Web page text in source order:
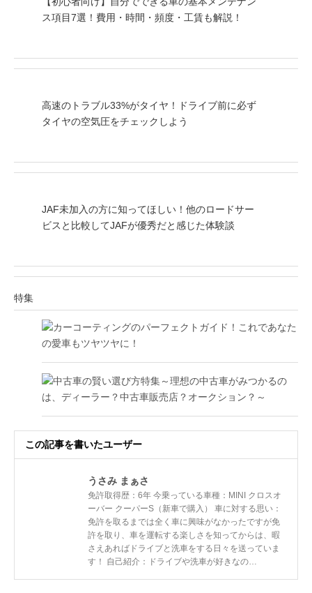
ス項目7選！費用・時間・頻度・工賃も解説！
高速のトラブル33%がタイヤ！ドライブ前に必ず
タイヤの空気圧をチェックしよう
JAF未加入の方に知ってほしい！他のロードサー
ビスと比較してJAFが優秀だと感じた体験談
特集
この記事を書いたユーザー
うさみ まぁさ
免許取得歴：6年 今乗っている車種：MINI クロスオ
ーバー クーパーS（新車で購入） 車に対する思い：
免許を取るまでは全く車に興味がなかったですが免
許を取り、車を運転する楽しさを知ってからは、暇
さえあればドライブと洗車をする日々を送っていま
す！ 自己紹介：ドライブや洗車が好きなの…